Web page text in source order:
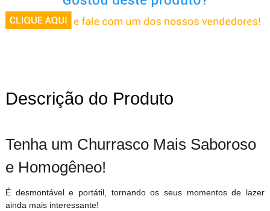
Descrição do Produto
Tenha um Churrasco Mais Saboroso
e Homogêneo!
É desmontável e portátil, tornando os seus momentos de lazer
ainda mais interessante!